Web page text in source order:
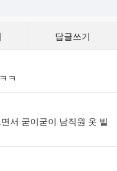
답글쓰기
ㅋ
서 굳이굳이 남직원 옷 빌